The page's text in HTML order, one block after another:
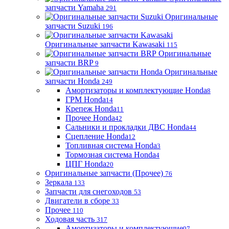
запчасти Yamaha 291
Оригинальные
запчасти Suzuki 196
Оригинальные запчасти Kawasaki 115
Оригинальные
запчасти BRP 9
Оригинальные
запчасти Honda 249
Амортизаторы и комплектующие Honda8
ГРМ Honda14
Крепеж Honda11
Прочее Honda42
Сальники и прокладки ДВС Honda44
Сцепление Honda12
Топливная система Honda3
Тормозная система Honda4
ЦПГ Honda20
Оригинальные запчасти (Прочее) 76
Зеркала 133
Запчасти для снегоходов 53
Двигатели в сборе 33
Прочее 110
Ходовая часть 317